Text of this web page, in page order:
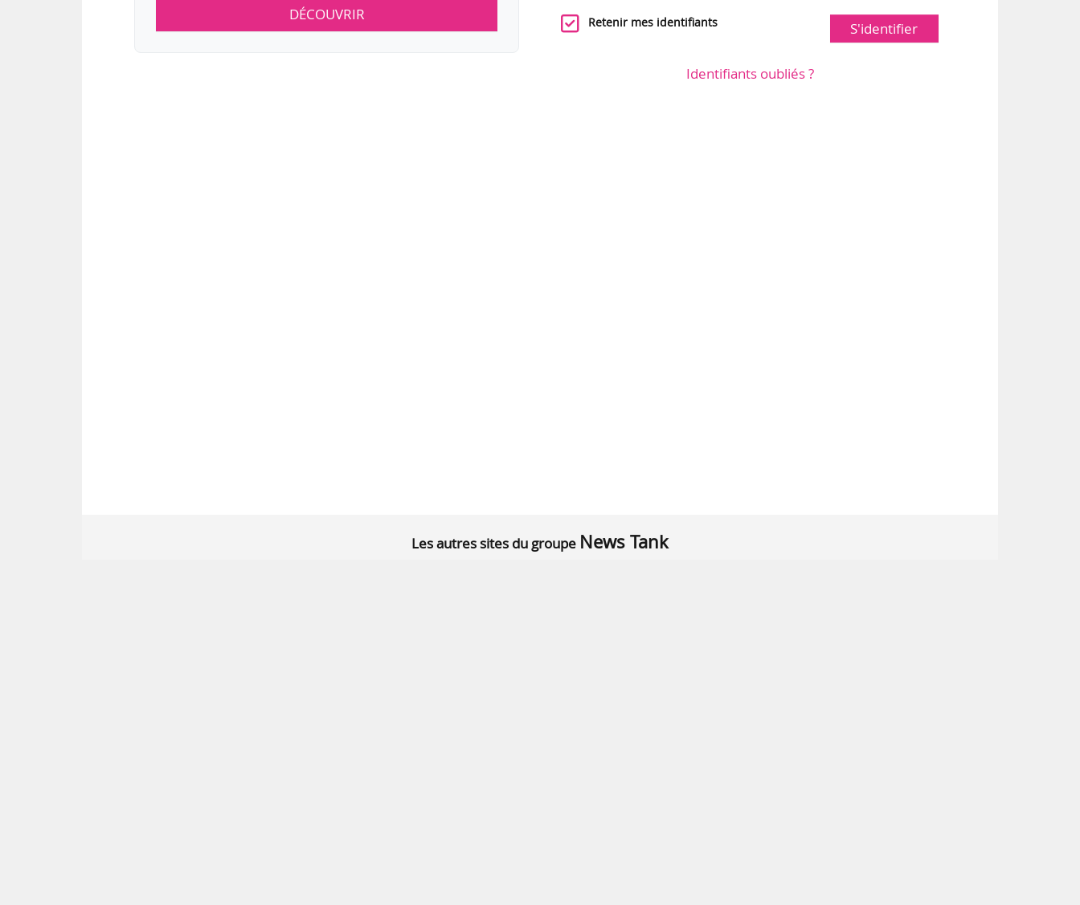
DÉCOUVRIR Retenir mes identifiants S'identifier
Identifiants oubliés ?
Les autres sites du groupe News Tank